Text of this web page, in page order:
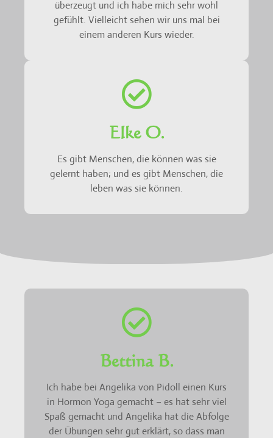
überzeugt und ich habe mich sehr wohl
gefühlt. Vielleicht sehen wir uns mal bei
einem anderen Kurs wieder.
Elke O.
Es gibt Menschen, die können was sie
gelernt haben; und es gibt Menschen, die
leben was sie können.
Bettina B.
Ich habe bei Angelika von Pidoll einen Kurs
in Hormon Yoga gemacht – es hat sehr viel
Spaß gemacht und Angelika hat die Abfolge
der Übungen sehr gut erklärt, so dass man